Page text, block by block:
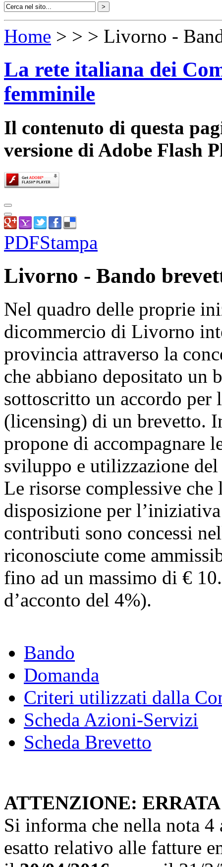
Home > > > Livorno -
La rete italiana dei
femminile
Il contenuto di questa
versione di Adobe Flash
PDFStampa
Livorno - Bando
Nel quadro delle proprie
dicommercio di Livorno
provincia attraverso la
che abbiano depositato un
sottoscritto un accordo per
(licensing) di un brevetto.
propone di accompagnare
sviluppo e utilizzazione
Le risorse complessive
disposizione per
contributi sono concessi
riconosciute come
fino ad un massimo di €
d’acconto del 4%).
Bando
Domanda
Criteri utilizzati dalla
Scheda Azioni-Servizi
Scheda Brevetto
ATTENZIONE:
Si informa che nella nota
esatto relativo alle fatture